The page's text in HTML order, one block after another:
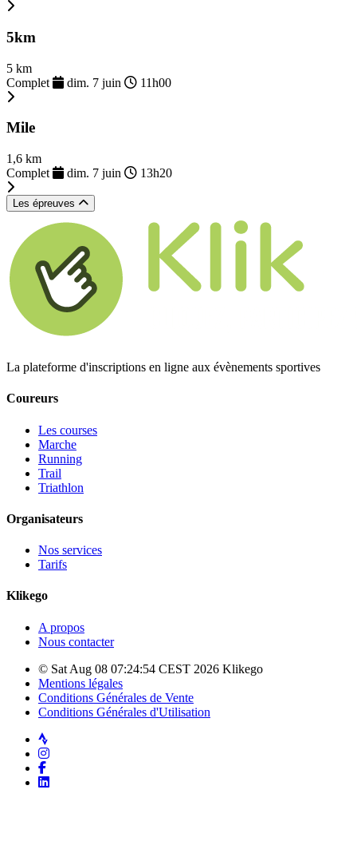
5km
5 km
Complet
dim. 7 juin 11h00
Mile
1,6 km
Complet
dim. 7 juin 13h20
Les épreuves
La plateforme d'inscriptions en ligne aux évènements sportives
Coureurs
Les courses
Marche
Running
Trail
Triathlon
Organisateurs
Nos services
Tarifs
Klikego
A propos
Nous contacter
© Sat Aug 08 07:24:54 CEST 2026 Klikego
Mentions légales
Conditions Générales de Vente
Conditions Générales d'Utilisation
Strava
Instagram
Facebook
LinkedIn